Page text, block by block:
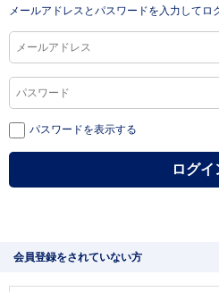
メールアドレスとパスワードを入力してロ
パスワードを表示する
会員登録をされていない方